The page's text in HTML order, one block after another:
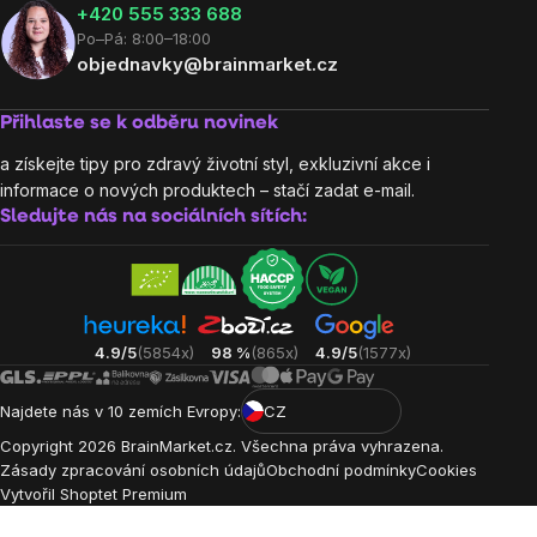
‭+420 555 333 688
Po–Pá: 8:00–18:00
objednavky@brainmarket.cz
Přihlaste se k odběru novinek
a získejte tipy pro zdravý životní styl, exkluzivní akce i
informace o nových produktech – stačí zadat e-mail.
Sledujte nás na sociálních sítích:
4.9/5(5854x) 98 %(865x) 4.9/5(1577x)
Najdete nás v 10 zemích Evropy:
CZ
Copyright 2026 BrainMarket.cz. Všechna práva vyhrazena.
Zásady zpracování osobních údajůObchodní podmínkyCookies
Vytvořil Shoptet Premium